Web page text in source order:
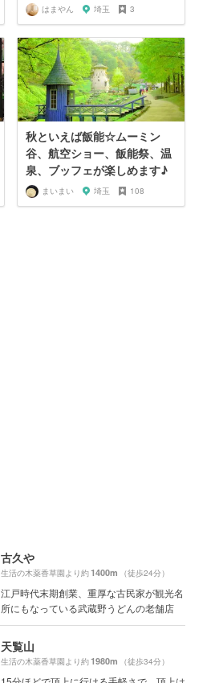
はまやん 埼玉 3
秋といえば飯能☆ムーミン
谷、航空ショー、飯能祭、温
泉、ブッフェが楽しめます♪
まいまい 埼玉 108
古久や
生活の木薬香草園より約1400m （徒歩24分）
江戸時代末期創業、重厚な古民家が観光名
所にもなっている武蔵野うどんの老舗店
天覧山
生活の木薬香草園より約1980m （徒歩34分）